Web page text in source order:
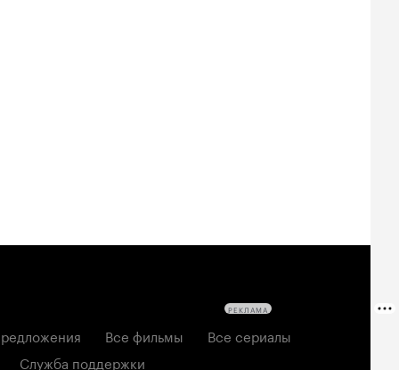
Все фильмы
Все сериалы
Служба поддержки
РЕКЛАМА